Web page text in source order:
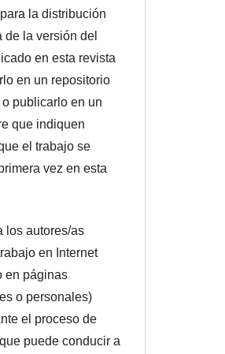
la distribución
de la versión del
en esta revista
en un repositorio
publicarlo en un
que indiquen
el trabajo se
vez en esta
los autores/as
en Internet
en páginas
o personales)
el proceso de
puede conducir a